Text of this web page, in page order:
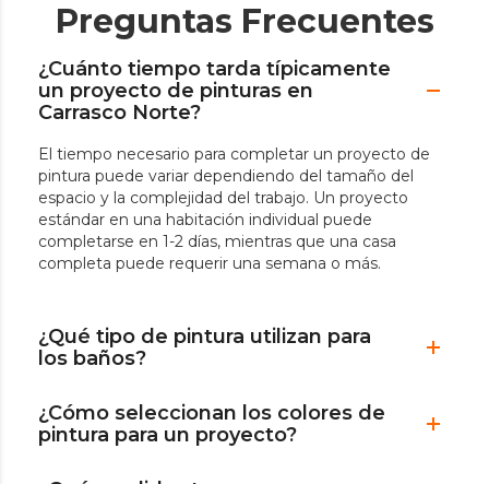
Preguntas Frecuentes
¿Cuánto tiempo tarda típicamente
un proyecto de pinturas en
Carrasco Norte?
El tiempo necesario para completar un proyecto de
pintura puede variar dependiendo del tamaño del
espacio y la complejidad del trabajo. Un proyecto
estándar en una habitación individual puede
completarse en 1-2 días, mientras que una casa
completa puede requerir una semana o más.
¿Qué tipo de pintura utilizan para
los baños?
¿Cómo seleccionan los colores de
pintura para un proyecto?